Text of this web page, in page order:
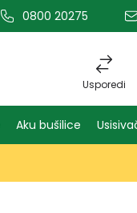
0800 20275
Usporedi
Aku bušilice